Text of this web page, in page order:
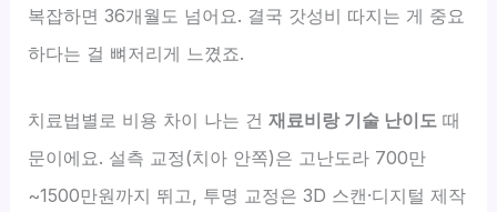
복잡하면 36개월도 넘어요. 결국 갓성비 따지는 게 중요
하다는 걸 뼈저리게 느꼈죠.
치료법별로 비용 차이 나는 건재료비랑 기술 난이도 때
문이에요. 설측 교정(치아 안쪽)은 고난도라 700만
~1500만원까지 뛰고, 투명 교정은 3D 스캔·디지털 제작